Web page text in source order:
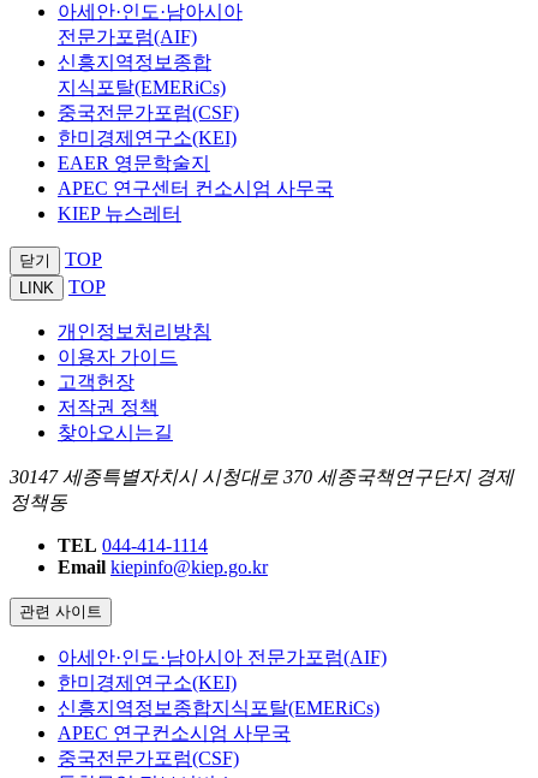
아세안·인도·남아시아
전문가포럼(AIF)
신흥지역정보종합
지식포탈(EMERiCs)
중국전문가포럼(CSF)
한미경제연구소(KEI)
EAER 영문학술지
APEC 연구센터 컨소시엄 사무국
KIEP 뉴스레터
닫기 TOP
LINK TOP
개인정보처리방침
이용자 가이드
고객헌장
저작권 정책
찾아오시는길
30147 세종특별자치시 시청대로 370 세종국책연구단지 경제
정책동
TEL 044-414-1114
Email kiepinfo@kiep.go.kr
관련 사이트
아세안·인도·남아시아 전문가포럼(AIF)
한미경제연구소(KEI)
신흥지역정보종합지식포탈(EMERiCs)
APEC 연구컨소시엄 사무국
중국전문가포럼(CSF)